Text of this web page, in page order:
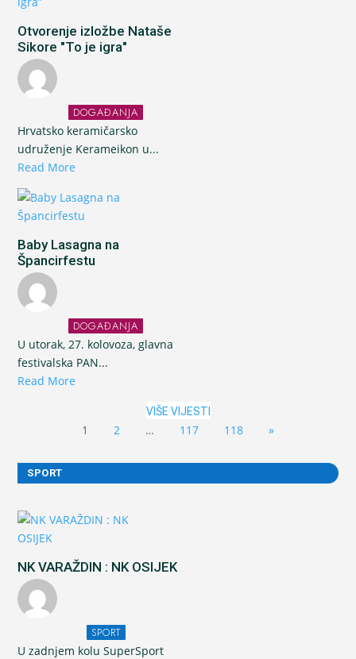
Otvorenje izložbe Nataše
Sikore "To je igra"
DOGAĐANJA
Hrvatsko keramičarsko
udruženje Kerameikon u...
Read More
Baby Lasagna na
Špancirfestu
DOGAĐANJA
U utorak, 27. kolovoza, glavna
festivalska PAN...
Read More
VIŠE VIJESTI
1 2 … 117 118 »
SPORT
NK VARAŽDIN : NK OSIJEK
SPORT
U zadnjem kolu SuperSport